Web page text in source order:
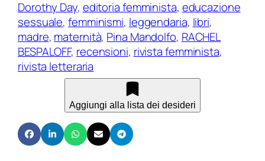
o
:
d
a
€
5
,
0
0
a
r
i
a
1
a
g
Dorothy Day, editoria femminista, educazione
sessuale, femminismi, leggendaria, libri
madre, maternità, Pina Mandolfo, RACHEL
BESPALOFF, recensioni, rivista femminista
rivista letteraria
Aggiungi alla lista dei desideri